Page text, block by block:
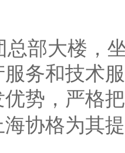
大楼，坐
务和技术
势，严格
协格为其